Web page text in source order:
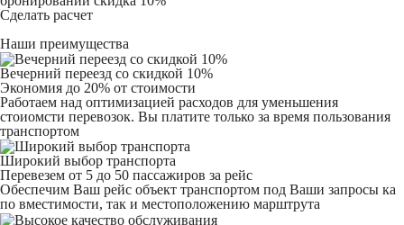
Сделать расчет
Наши преимущества
Вечерний переезд со скидкой 10%
Экономия до 20% от стоимости
Работаем над оптимизацией расходов для уменьшения
стоиомсти перевозок. Вы платите только за время пользования
транспортом
Широкий выбор транспорта
Перевезем от 5 до 50 пассажиров за рейс
Обеспечим Ваш рейс объект транспортом под Ваши запросы ка
по вместимости, так и местоположению марштрута